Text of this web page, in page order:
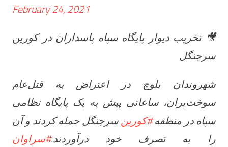
February 24, 2021
🎥 تخریب دیوار پایگاه سپاه پاسداران در کورین
سرجنگل
شهروندان بلوچ در اعتراض به قتل‌عام
سوخت‌بران، ساعاتی پیش به یک پایگاه نظامی
سپاه در منطقه#کورینسرجنگل حمله کردند و آن
را به تصرف خود درآوردند.#سراوان